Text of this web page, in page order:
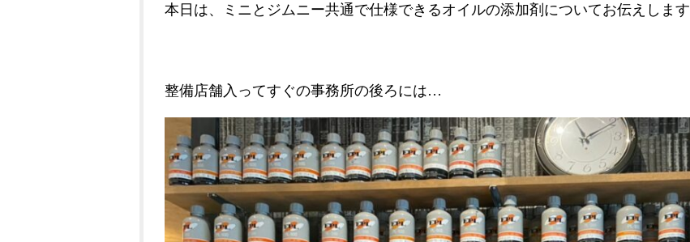
本日は、ミニとジムニー共通で仕様できるオイルの添加剤についてお伝えします
整備店舗入ってすぐの事務所の後ろには…